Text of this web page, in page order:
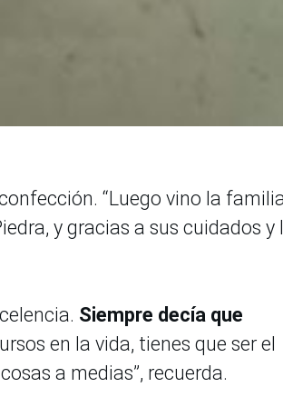
“Luego vino la
y gracias a sus cuidados y
Siempre decía que
en la vida, tienes que ser el
a medias”, recuerda.